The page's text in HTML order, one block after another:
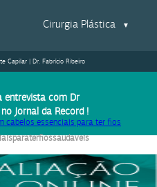
Cirurgia Plástica ▼
Capilar | Dr. Fabrício Ribeiro
entrevista com Dr
Jornal da Record !
cabelos essenciais para ter fios